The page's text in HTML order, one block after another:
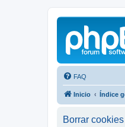
FAQ
Inicio Índice
Borrar cookies